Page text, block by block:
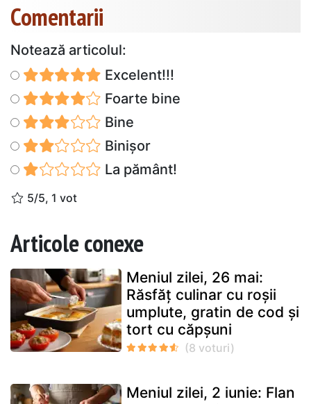
Comentarii
Notează articolul:
Excelent!!!
Foarte bine
Bine
Binișor
La pământ!
5/5, 1 vot
Articole conexe
Meniul zilei, 26 mai:
Răsfăț culinar cu roșii
umplute, gratin de cod și
tort cu căpșuni
Meniul zilei, 2 iunie: Flan